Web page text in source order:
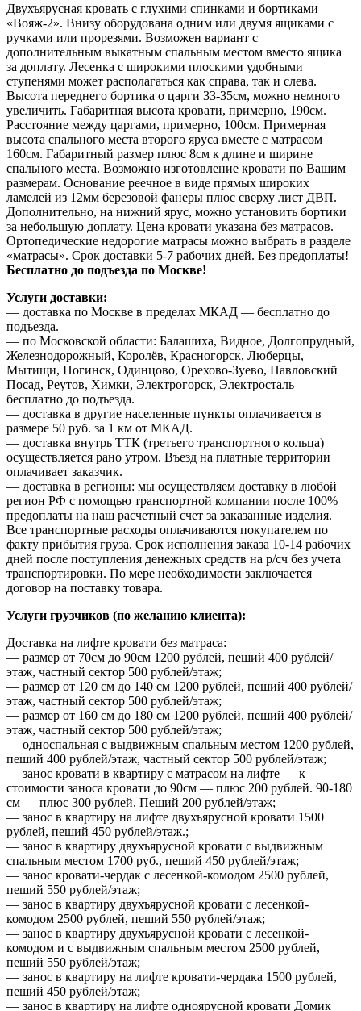
Двухъярусная кровать с глухими спинками и бортиками
«Вояж-2». Внизу оборудована одним или двумя ящиками с
ручками или прорезями. Возможен вариант с
дополнительным выкатным спальным местом вместо ящика
за доплату. Лесенка с широкими плоскими удобными
ступенями может располагаться как справа, так и слева.
Высота переднего бортика о царги 33-35см, можно немного
увеличить. Габаритная высота кровати, примерно, 190см.
Расстояние между царгами, примерно, 100см. Примерная
высота спального места второго яруса вместе с матрасом
160см. Габаритный размер плюс 8см к длине и ширине
спального места. Возможно изготовление кровати по Вашим
размерам. Основание реечное в виде прямых широких
ламелей из 12мм березовой фанеры плюс сверху лист ДВП.
Дополнительно, на нижний ярус, можно установить бортики
за небольшую доплату. Цена кровати указана без матрасов.
Ортопедические недорогие матрасы можно выбрать в разделе
«матрасы». Срок доставки 5-7 рабочих дней. Без предоплаты!
Бесплатно до подъезда по Москве!
Услуги доставки:
— доставка по Москве в пределах МКАД — бесплатно до
подъезда.
— по Московской области: Балашиха, Видное, Долгопрудный,
Железнодорожный, Королёв, Красногорск, Люберцы,
Мытищи, Ногинск, Одинцово, Орехово-Зуево, Павловский
Посад, Реутов, Химки, Электрогорск, Электросталь —
бесплатно до подъезда.
— доставка в другие населенные пункты оплачивается в
размере 50 руб. за 1 км от МКАД.
— доставка внутрь ТТК (третьего транспортного кольца)
осуществляется рано утром. Въезд на платные территории
оплачивает заказчик.
— доставка в регионы: мы осуществляем доставку в любой
регион РФ с помощью транспортной компании после 100%
предоплаты на наш расчетный счет за заказанные изделия.
Все транспортные расходы оплачиваются покупателем по
факту прибытия груза. Срок исполнения заказа 10-14 рабочих
дней после поступления денежных средств на р/сч без учета
транспортировки. По мере необходимости заключается
договор на поставку товара.
Услуги грузчиков (по желанию клиента):
Доставка на лифте кровати без матраса:
— размер от 70см до 90см 1200 рублей, пеший 400 рублей/
этаж, частный сектор 500 рублей/этаж;
— размер от 120 см до 140 см 1200 рублей, пеший 400 рублей/
этаж, частный сектор 500 рублей/этаж;
— размер от 160 см до 180 см 1200 рублей, пеший 400 рублей/
этаж, частный сектор 500 рублей/этаж;
— односпальная с выдвижным спальным местом 1200 рублей,
пеший 400 рублей/этаж, частный сектор 500 рублей/этаж;
— занос кровати в квартиру с матрасом на лифте — к
стоимости заноса кровати до 90см — плюс 200 рублей. 90-180
см — плюс 300 рублей. Пеший 200 рублей/этаж;
— занос в квартиру на лифте двухъярусной кровати 1500
рублей, пеший 450 рублей/этаж.;
— занос в квартиру двухъярусной кровати с выдвижным
спальным местом 1700 руб., пеший 450 рублей/этаж;
— занос кровати-чердак с лесенкой-комодом 2500 рублей,
пеший 550 рублей/этаж;
— занос в квартиру двухъярусной кровати с лесенкой-
комодом 2500 рублей, пеший 550 рублей/этаж;
— занос в квартиру двухъярусной кровати с лесенкой-
комодом и с выдвижным спальным местом 2500 рублей,
пеший 550 рублей/этаж;
— занос в квартиру на лифте кровати-чердака 1500 рублей,
пеший 450 рублей/этаж;
— занос в квартиру на лифте одноярусной кровати Домик